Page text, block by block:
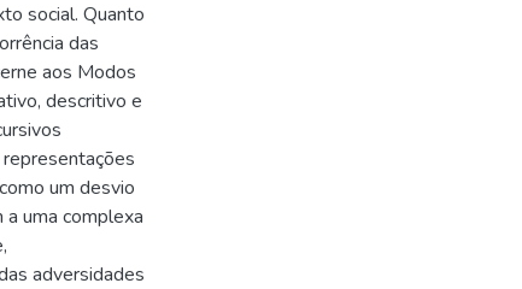
social. Quanto
das
aos Modos
descritivo e
um desvio
uma complexa
adversidades